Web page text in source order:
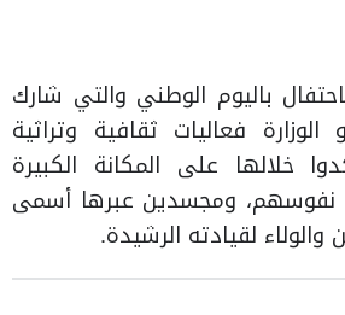
باليوم الوطني والتي شارك
فعاليات ثقافية وتراثية
خلالها على المكانة الكبيرة
نفوسهم، ومجسدين عبرها أسمى
والولاء لقيادته الرشيدة.